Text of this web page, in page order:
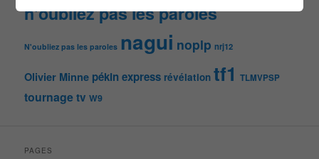
n'oubliez pas les paroles
N'oubliez pas les paroles nagui noplp nrj12
Olivier Minne pékin express révélation tf1 TLMVPSP
tournagetv W9
PAGES